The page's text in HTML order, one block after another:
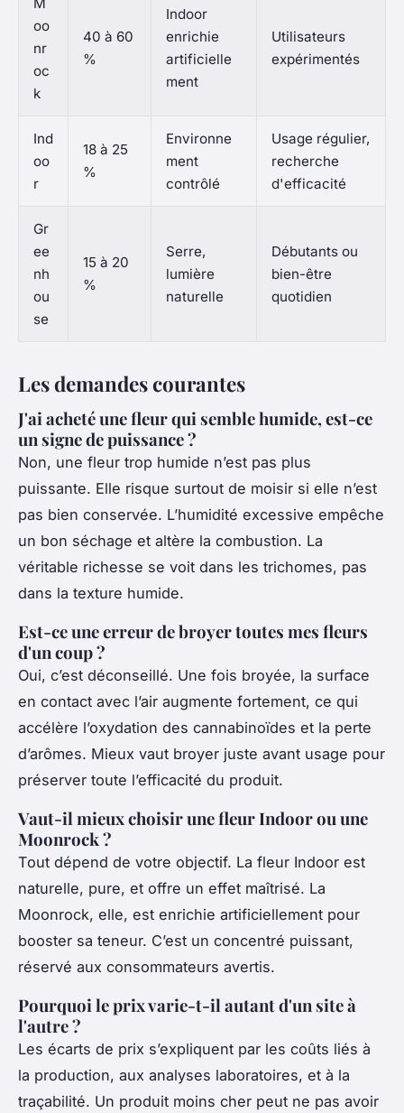
oo
nr
oc
k
40 à 60
%
Indoor
enrichie
artificielle
ment
Utilisateurs
expérimentés
Ind
oo
r
18 à 25
%
Environne
ment
contrôlé
Usage régulier,
recherche
d'efficacité
Gr
ee
nh
ou
se
15 à 20
%
Serre,
lumière
naturelle
Débutants ou
bien-être
quotidien
Les demandes courantes
J'ai acheté une fleur qui semble humide, est-ce
un signe de puissance ?
Non, une fleur trop humide n’est pas plus
puissante. Elle risque surtout de moisir si elle n’est
pas bien conservée. L’humidité excessive empêche
un bon séchage et altère la combustion. La
véritable richesse se voit dans les trichomes, pas
dans la texture humide.
Est-ce une erreur de broyer toutes mes fleurs
d'un coup ?
Oui, c’est déconseillé. Une fois broyée, la surface
en contact avec l’air augmente fortement, ce qui
accélère l’oxydation des cannabinoïdes et la perte
d’arômes. Mieux vaut broyer juste avant usage pour
préserver toute l’efficacité du produit.
Vaut-il mieux choisir une fleur Indoor ou une
Moonrock ?
Tout dépend de votre objectif. La fleur Indoor est
naturelle, pure, et offre un effet maîtrisé. La
Moonrock, elle, est enrichie artificiellement pour
booster sa teneur. C’est un concentré puissant,
réservé aux consommateurs avertis.
Pourquoi le prix varie-t-il autant d'un site à
l'autre ?
Les écarts de prix s’expliquent par les coûts liés à
la production, aux analyses laboratoires, et à la
traçabilité. Un produit moins cher peut ne pas avoir